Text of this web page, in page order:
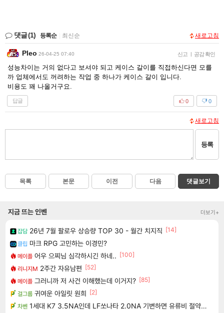
댓글(1) 등록순 최신순 새로고침
Pleo 26-04-25 07:40 신고 | 공감 확인
성능차이는 거의 없다고 보셔야 되고 케이스 갈이를 직접하신다면 모를
까 업체에서도 꺼려하는 작업 중 하나가 케이스 갈이 입니다.
비용도 꽤 나올거구요.
답글 0
0
새로고침
등록
목록 본문 이전 다음 댓글보기
지금 뜨는 인벤 더보기+
잡담 26년 7월 팔로우 상승량 TOP 30 - 월간 치지직 [14]
클립 마크 RPG 고민하는 이경민?
메이플 어우 으찌님 심각하시긴 하네.. [100]
리니지M 2주간 자유남편 [52]
메이플 그러니까 저 사건 이해했는데 이거지? [85]
걸그룹 귀여운 아일릿 원희 [2]
차벤 1세대 K7 3.5NA인데 LF쏘나타 2.0NA 기변하면 유류비 절약이 얼마나 될까요..?